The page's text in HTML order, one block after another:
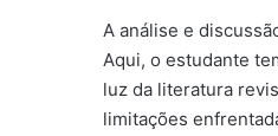
A análise e
Aqui, o estudante
luz da literatura
limitações